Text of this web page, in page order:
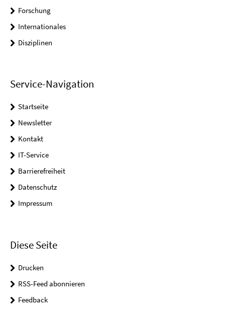
Forschung
Internationales
Disziplinen
Service-Navigation
Startseite
Newsletter
Kontakt
IT-Service
Barrierefreiheit
Datenschutz
Impressum
Diese Seite
Drucken
RSS-Feed abonnieren
Feedback